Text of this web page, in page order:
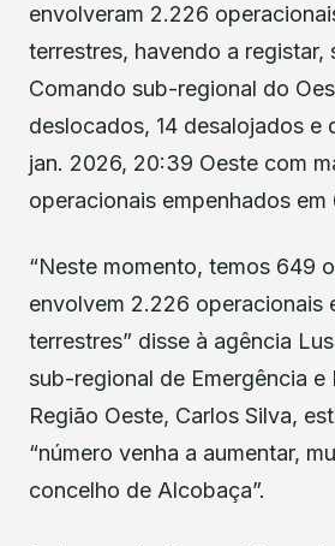
envolveram 2.226
terrestres, havendo a registar,
Comando sub-regional do
deslocados, 14 desalojados e
jan. 2026, 20:39 Oeste com
operacionais empenhados
“Neste momento, temos 649
envolvem 2.226 operacionais
terrestres” disse à agência
sub-regional de Emergência e
Região Oeste, Carlos Silva,
“número venha a aumentar,
concelho de Alcobaça”.